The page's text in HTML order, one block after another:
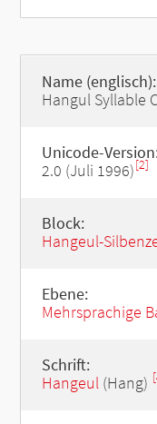
Name (englisch):
Hangul Syllable
Unicode-
2.0 (Juli 1996)[2]
Block:
Hangeul-
Ebene:
Mehrsprachige
Schrift:
Hangeul(Hang)